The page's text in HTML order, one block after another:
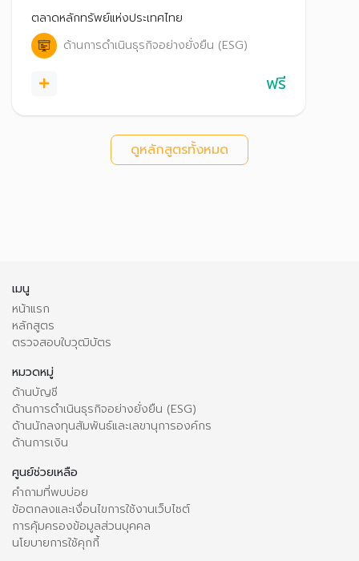
เกี่ยวข้องกับความยั่งยืน
ตลาดหลักทรัพย์แห่งประเทศไทย
ด้านการดำเนินธุรกิจอย่างยั่งยืน (ESG)
ฟรี
ดูหลักสูตรทั้งหมด
เมนู
หน้าแรก
หลักสูตร
ตรวจสอบใบวุฒิบัตร
หมวดหมู่
ด้านบัญชี
ด้านการดำเนินธุรกิจอย่างยั่งยืน (ESG)
ด้านนักลงทุนสัมพันธ์และเลขานุการองค์กร
ด้านการเงิน
ศูนย์ช่วยเหลือ
คำถามที่พบบ่อย
ข้อตกลงและเงื่อนไขการใช้งานเว็บไซต์
การคุ้มครองข้อมูลส่วนบุคคล
นโยบายการใช้คุกกี้